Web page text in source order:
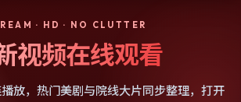
· HD · NO CLUTTER
视频在线观看
放，热门美剧与院线大片同步整理，打开